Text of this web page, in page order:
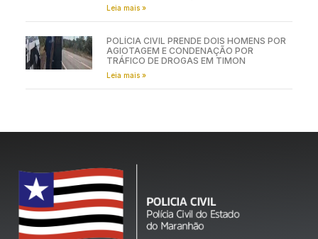
Leia mais »
POLÍCIA CIVIL PRENDE DOIS HOMENS POR
AGIOTAGEM E CONDENAÇÃO POR
TRÁFICO DE DROGAS EM TIMON
Leia mais »